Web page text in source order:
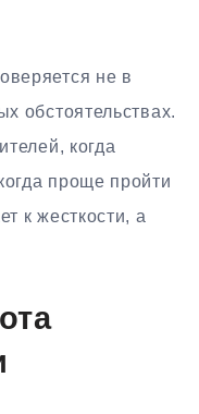
не в
обстоятельствах.
когда
проще пройти
к жесткости, а